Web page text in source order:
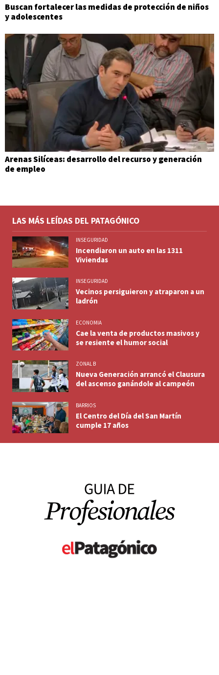
Buscan fortalecer las medidas de protección de niños
y adolescentes
Arenas Silíceas: desarrollo del recurso y generación
de empleo
LAS MÁS LEÍDAS DEL PATAGÓNICO
INSEGURIDAD
Incendiaron un auto en las 1311
Viviendas
INSEGURIDAD
Vecinos persiguieron y atraparon a un
ladrón
ECONOMIA
Cae la venta de productos masivos y
se resiente el humor social
ZONAL B
Nueva Generación arrancó el Clausura
del ascenso ganándole al campeón
BARRIOS
El Centro del Día del San Martín
cumple 17 años